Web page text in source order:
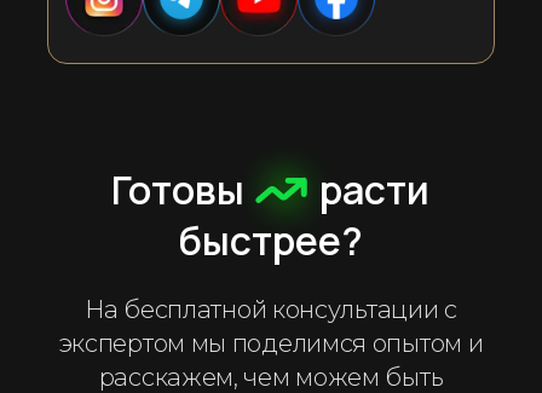
На бесплатной консультации с
экспертом мы поделимся опытом и
расскажем, чем можем быть
быстрее?
расти
Готовы